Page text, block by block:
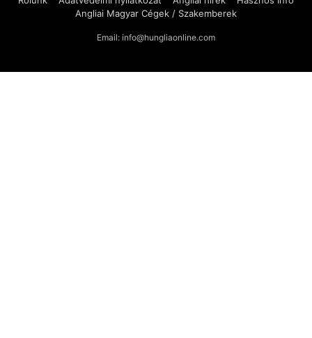
Angliai Magyar Cégek / Szakemberek
Email: info@hungliaonline.com